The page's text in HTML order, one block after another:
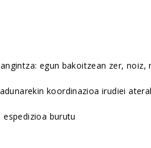
egun bakoitzean zer, noiz,
koordinazioa irudiei
burutu